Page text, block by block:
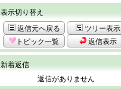
表示切り替え
返信元へ戻る
ツリー表示
トピック一覧
返信表示
新着返信
返信がありません